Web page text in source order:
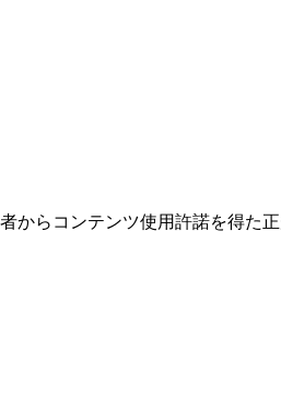
らコンテンツ使用許諾を得た